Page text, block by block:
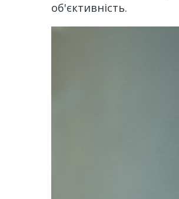
об'єктивність.